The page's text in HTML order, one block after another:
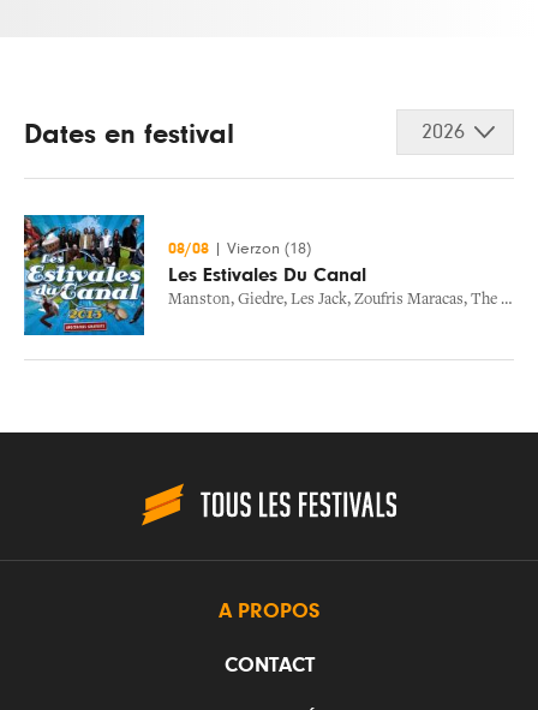
Dates en festival 2026
08/08 Vierzon (18)
Les Estivales Du Canal
Manston, Giedre, Les Jack, Zoufris Maracas, The Yvette Underground
A PROPOS
CONTACT